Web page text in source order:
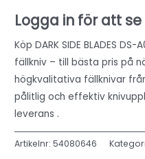
Logga in för att se
Köp DARK SIDE BLADES
fällkniv – till bästa pris på
högkvalitativa fällknivar från
pålitlig och effektiv
leverans .
Artikelnr:54080646